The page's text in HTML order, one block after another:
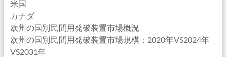
米国
カナダ
欧州の国別民間用発破装置市場概況
欧州の国別民間用発破装置市場規模：2020年VS2024年
VS2031年